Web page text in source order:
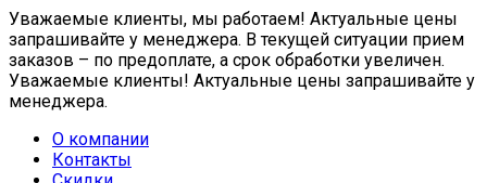
Уважаемые клиенты, мы работаем! Актуальные цены
запрашивайте у менеджера. В текущей ситуации прием
заказов – по предоплате, а срок обработки увеличен.
Уважаемые клиенты! Актуальные цены запрашивайте у
менеджера.
О компании
Контакты